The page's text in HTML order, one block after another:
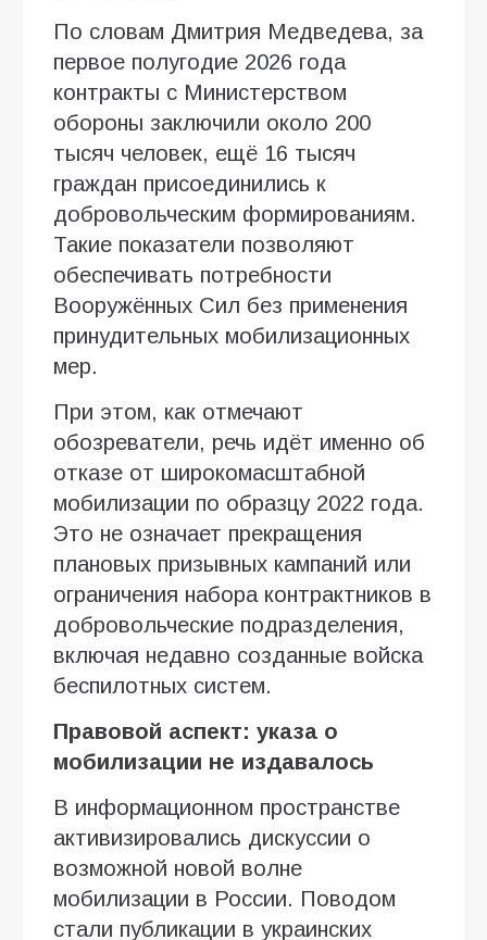
По словам Дмитрия Медведева, за
первое полугодие 2026 года
контракты с Министерством
обороны заключили около 200
тысяч человек, ещё 16 тысяч
граждан присоединились к
добровольческим формированиям.
Такие показатели позволяют
обеспечивать потребности
Вооружённых Сил без применения
принудительных мобилизационных
мер.
При этом, как отмечают
обозреватели, речь идёт именно об
отказе от широкомасштабной
мобилизации по образцу 2022 года.
Это не означает прекращения
плановых призывных кампаний или
ограничения набора контрактников в
добровольческие подразделения,
включая недавно созданные войска
беспилотных систем.
Правовой аспект: указа о
мобилизации не издавалось
В информационном пространстве
активизировались дискуссии о
возможной новой волне
мобилизации в России. Поводом
стали публикации в украинских